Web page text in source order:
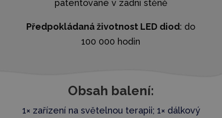
patentované v zadní stěně
Předpokládaná životnost LED diod: do
100 000 hodin​​
Obsah balení:
1× zařízení na světelnou terapii; 1× dálkový